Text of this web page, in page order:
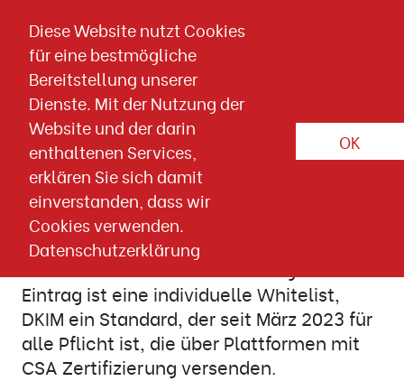
Diese Website nutzt Cookies
für eine bestmögliche
Bereitstellung unserer
Dienste. Mit der Nutzung der
Website und der darin
enthaltenen Services,
erklären Sie sich damit
einverstanden, dass wir
Cookies verwenden.
Datenschutzerklärung
OK
Artikel-Detailseite
24. NOVEMBER 2022 E-Mail Marketing
CSA DKIM SPF
SPF und DKIM - es geht nicht mehr
ohne
SPF und DKIM sind beide wichtig: Der SPF-
Eintrag ist eine individuelle Whitelist,
DKIM ein Standard, der seit März 2023 für
alle Pflicht ist, die über Plattformen mit
CSA Zertifizierung versenden.